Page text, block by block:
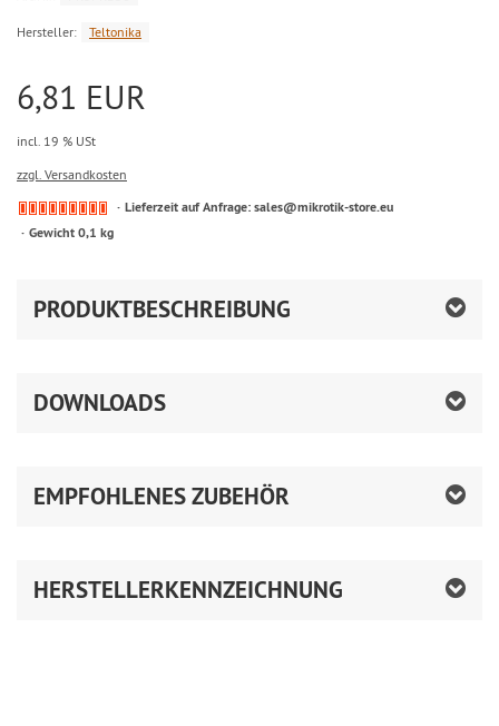
Hersteller: Teltonika
6,81 EUR
incl. 19 % USt
zzgl. Versandkosten
Lieferzeit auf Anfrage: sales@mikrotik-store.eu
Gewicht 0,1 kg
PRODUKTBESCHREIBUNG
DOWNLOADS
EMPFOHLENES ZUBEHÖR
HERSTELLERKENNZEICHNUNG